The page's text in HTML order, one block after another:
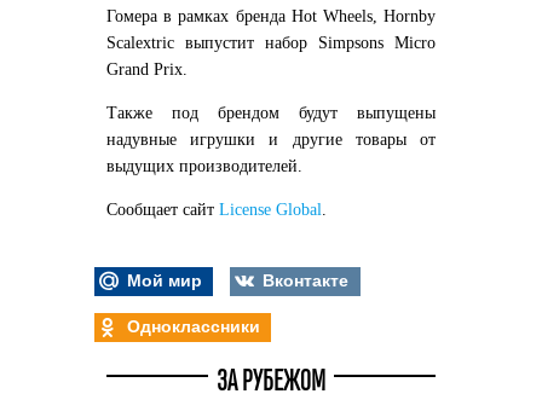
Гомера в рамках бренда Hot Wheels, Hornby
Scalextric выпустит набор Simpsons Micro
Grand Prix.
Также под брендом будут выпущены
надувные игрушки и другие товары от
выдущих производителей.
Сообщает сайт License Global
Мой мир
Вконтакте
Одноклассники
ЗА РУБЕЖОМ